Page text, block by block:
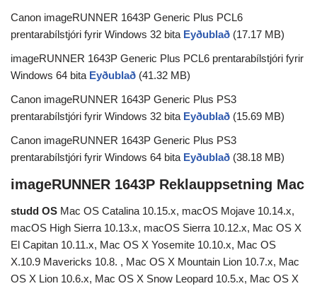
Canon imageRUNNER 1643P Generic Plus PCL6
prentarabílstjóri fyrir Windows 32 bita Eyðublað (17.17 MB)
imageRUNNER 1643P Generic Plus PCL6 prentarabílstjóri fyrir
Windows 64 bita Eyðublað (41.32 MB)
Canon imageRUNNER 1643P Generic Plus PS3
prentarabílstjóri fyrir Windows 32 bita Eyðublað (15.69 MB)
Canon imageRUNNER 1643P Generic Plus PS3
prentarabílstjóri fyrir Windows 64 bita Eyðublað (38.18 MB)
imageRUNNER 1643P Reklauppsetning Mac
studd OS Mac OS Catalina 10.15.x, macOS Mojave 10.14.x,
macOS High Sierra 10.13.x, macOS Sierra 10.12.x, Mac OS X
El Capitan 10.11.x, Mac OS X Yosemite 10.10.x, Mac OS
X.10.9 Mavericks 10.8. , Mac OS X Mountain Lion 10.7.x, Mac
OS X Lion 10.6.x, Mac OS X Snow Leopard 10.5.x, Mac OS X